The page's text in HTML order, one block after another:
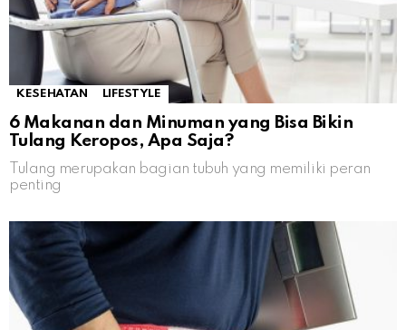
KESEHATAN LIFESTYLE
6 Makanan dan Minuman yang Bisa Bikin
Tulang Keropos, Apa Saja?
Tulang merupakan bagian tubuh yang memiliki peran
penting